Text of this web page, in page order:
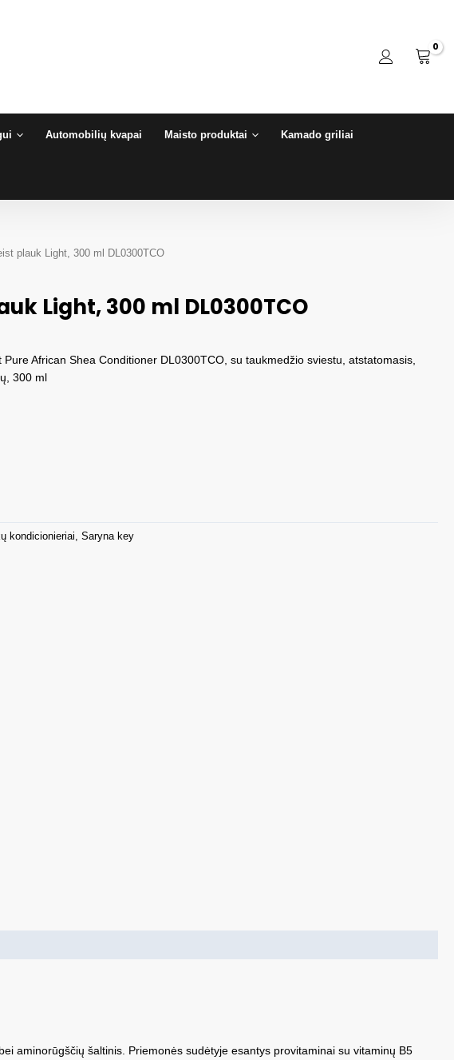
Automobilių kvapai Maisto produktai Kamado griliai
plauk Light, 300 ml DL0300TCO
Light, 300 ml DL0300TCO
African Shea Conditioner DL0300TCO, su taukmedžio sviestu, atstatomasis,
300 ml
kondicionieriai,Saryna key
aminorūgščių šaltinis. Priemonės sudėtyje esantys provitaminai su vitaminų B5